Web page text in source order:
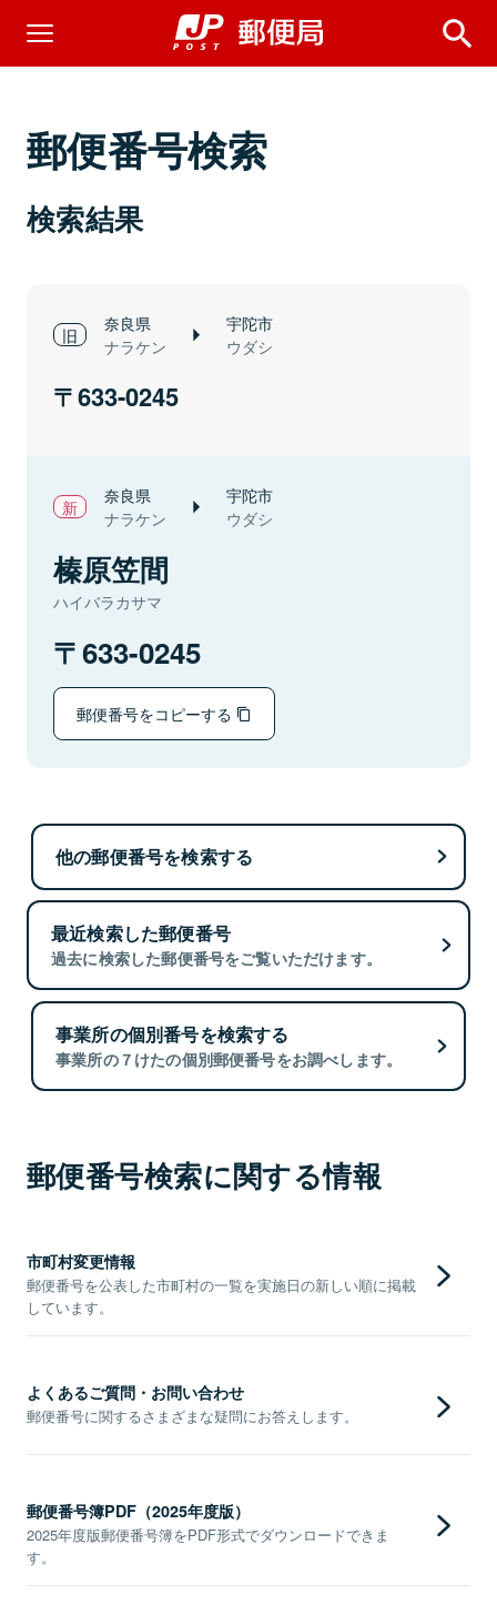
郵便番号検索
検索結果
奈良県
ナラケン
宇陀市
ウダシ
633-0245
奈良県
ナラケン
宇陀市
ウダシ
榛原笠間
ハイバラカサマ
633-0245
郵便番号をコピーする
他の郵便番号を検索する
最近検索した郵便番号
過去に検索した郵便番号をご覧いただけます。
事業所の個別番号を検索する
事業所の７けたの個別郵便番号をお調べします。
郵便番号検索に関する情報
市町村変更情報
郵便番号を公表した市町村の一覧を実施日の新しい順に掲載
しています。
よくあるご質問・お問い合わせ
郵便番号に関するさまざまな疑問にお答えします。
郵便番号簿PDF（2025年度版）
2025年度版郵便番号簿をPDF形式でダウンロードできま
す。